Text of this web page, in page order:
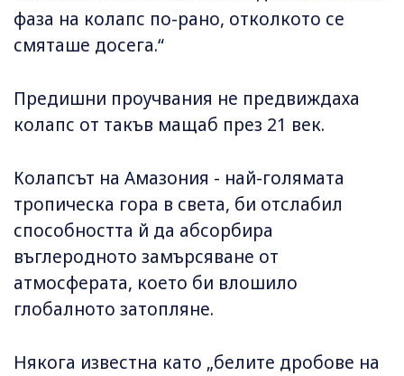
фаза на колапс по-рано, отколкото се
смяташе досега.“
Предишни проучвания не предвиждаха
колапс от такъв мащаб през 21 век.
Колапсът на Амазония - най-голямата
тропическа гора в света, би отслабил
способността й да абсорбира
въглеродното замърсяване от
атмосферата, което би влошило
глобалното затопляне.
Някога известна като „белите дробове на